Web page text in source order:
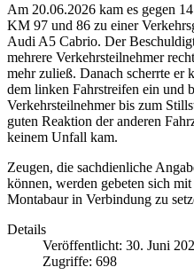
Am 20.06.2026 kam es gegen
KM 97 und 86 zu einer
Audi A5 Cabrio. Der
mehrere Verkehrsteilnehmer
mehr zuließ. Danach scherrte er
dem linken Fahrstreifen ein und
Verkehrsteilnehmer bis zum
guten Reaktion der anderen
keinem Unfall kam.
Zeugen, die sachdienliche
können, werden gebeten sich
Montabaur in Verbindung zu
Details
Veröffentlicht: 30. Juni
Zugriffe: 698